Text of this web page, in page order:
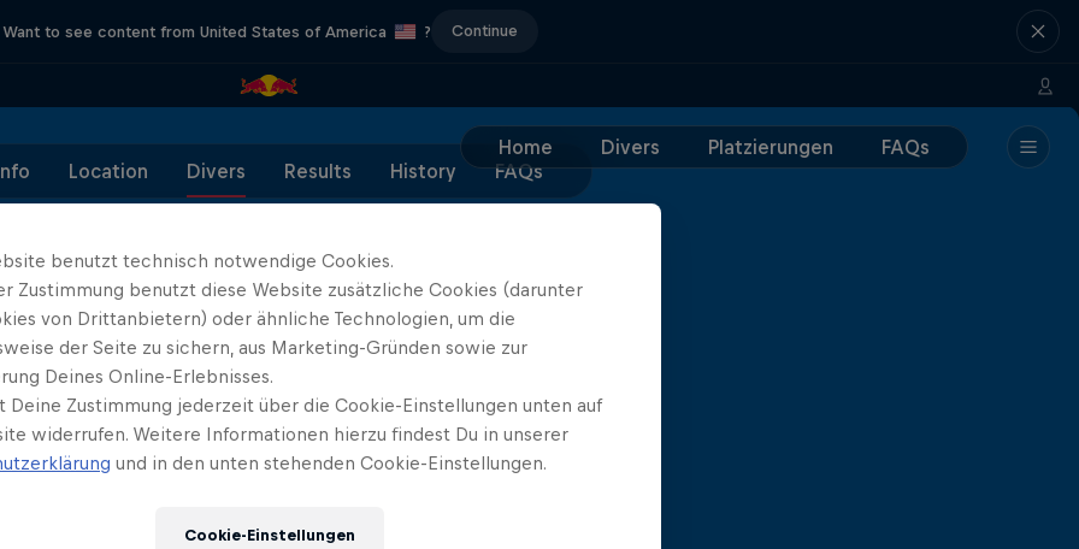
Want to see content from United States of America ? Continue
Home Divers Platzierungen
FAQs
Location Divers Results History FAQs
Partner
benutzt technisch notwendige Cookies.
Zustimmung benutzt diese Website zusätzliche Cookies (darunter
von Drittanbietern) oder ähnliche Technologien, um die
der Seite zu sichern, aus Marketing-Gründen sowie zur
Deines Online-Erlebnisses.
Deine Zustimmung jederzeit über die Cookie-Einstellungen unten auf
widerrufen. Weitere Informationen hierzu findest Du in unserer
und in den unten stehenden Cookie-Einstellungen.
Cookie-Einstellungen